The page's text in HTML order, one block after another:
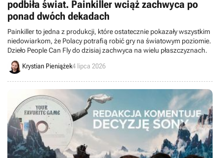
podbiła świat. Painkiller wciąż zachwyca po
ponad dwóch dekadach
Painkiller to jedna z produkcji, które ostatecznie pokazały wszystkim
niedowiarkom, że Polacy potrafią robić gry na światowym poziomie.
Dzieło People Can Fly do dzisiaj zachwyca na wielu płaszczyznach.
Krystian Pieniążek4 lipca 2026